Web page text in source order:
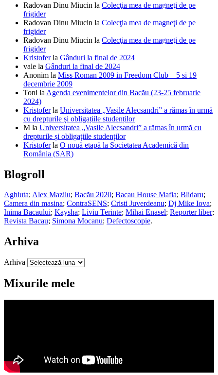
Radovan Dinu Miucin la Colecţia mea de magneţi de pe
frigider
Radovan Dinu Miucin la Colecţia mea de magneţi de pe
frigider
Radovan Dinu Miucin la Colecţia mea de magneţi de pe
frigider
Kristoferla Gânduri la final de 2024
vale la Gânduri la final de 2024
Anonim la Miss Roman 2009 in Freedom Club – 5 si 19
decembrie 2009
Toni la Agenda evenimentelor din Bacău (23-25 februarie
2024)
Kristoferla Universitatea „Vasile Alecsandri” a rămas în urmă
cu drepturile și obligațiile studenților
M la Universitatea „Vasile Alecsandri” a rămas în urmă cu
drepturile și obligațiile studenților
Kristoferla O nouă etapă la Societatea Academică din
România (SAR)
Blogroll
Aghiuta;Alex Mazilu; Bacău 2020; Bacau House Mafia; Blidaru;
Camera din masina; ContraSENS; Cristi Juverdeanu; Dj Mike Iova;
Inima Bacaului; Kaysha; Liviu Terinte; Mihai Enasel; Reporter liber;
Revista Bacau; Simona Mocanu; Defectoscopie.
Arhiva
Arhiva
Mixurile mele